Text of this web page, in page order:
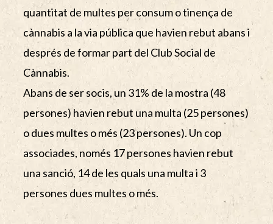
quantitat de multes per consum o tinença de
cànnabis a la via pública que havien rebut abans i
després de formar part del Club Social de
Cànnabis.
Abans de ser socis, un 31% de la mostra (48
persones) havien rebut una multa (25 persones)
o dues multes o més (23 persones). Un cop
associades, només 17 persones havien rebut
una sanció, 14 de les quals una multa i 3
persones dues multes o més.